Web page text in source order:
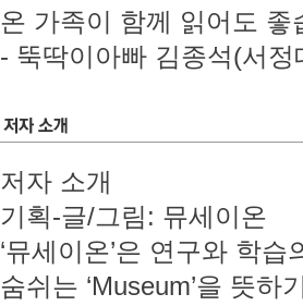
온 가족이 함께 읽어도 좋
- 뚝딱이아빠 김종석(서
저자 소개
기획-글/그림: 뮤세이온
‘뮤세이온’은 연구와 학
숨쉬는 ‘Museum’을 뜻하